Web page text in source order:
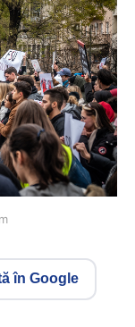
în Google